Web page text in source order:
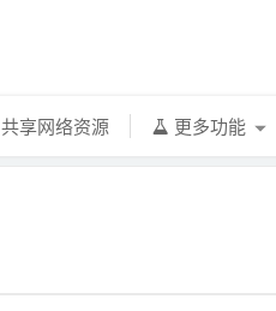
共享网络资源 更多功能